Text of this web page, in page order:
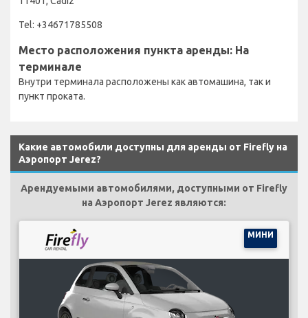
Tel: +34671785508
Место расположения пункта аренды: На
терминале
Внутри терминала расположены как автомашина, так и
пункт проката.
Какие автомобили доступны для аренды от Firefly на
Аэропорт Jerez?
Арендуемыми автомобилями, доступными от Firefly
на Аэропорт Jerez являются:
МИНИ